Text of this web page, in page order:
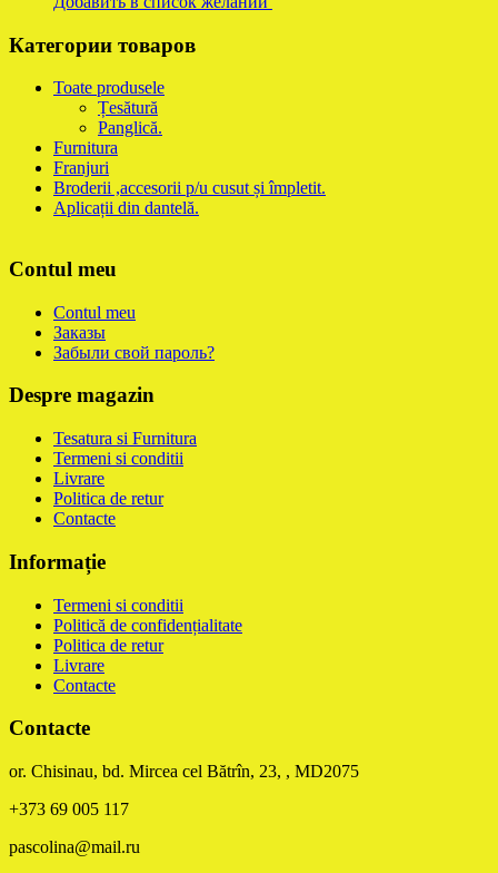
Категории товаров
Toate produsele
Țesătură
Panglică.
Furnitura
Franjuri
Broderii ,accesorii p/u cusut și împletit.
Aplicații din dantelă.
Contul meu
Contul meu
Заказы
Забыли свой пароль?
Despre magazin
Tesatura si Furnitura
Termeni si conditii
Livrare
Politica de retur
Contacte
Informație
Termeni si conditii
Politică de confidențialitate
Politica de retur
Livrare
Contacte
Contacte
or. Chisinau, bd. Mircea cel Bătrîn, 23, , MD2075
+373 69 005 117
pascolina@mail.ru